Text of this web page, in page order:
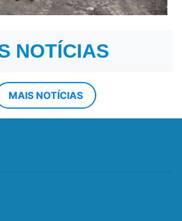
NOTÍCIAS
MAIS NOTÍCIAS